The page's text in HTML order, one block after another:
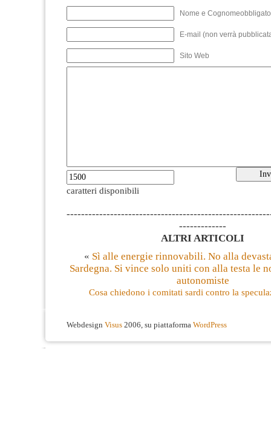
Nome e
E-mail (non verrà
Sito Web
caratteri disponibili
-------------
ALTRI ARTICOLI
« Sì alle energie rinnovabili. No alla
Sardegna. Si vince solo uniti con alla testa le
autonomiste
Cosa chiedono i comitati sardi contro la
Webdesign Visus 2006, su piattaforma WordPress